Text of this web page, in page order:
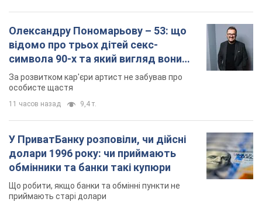
Олександру Пономарьову – 53: що
відомо про трьох дітей секс-
символа 90-х та який вигляд вони
мають
За розвитком кар'єри артист не забував про
особисте щастя
11 часов назад 9,4 т.
У ПриватБанку розповіли, чи дійсні
долари 1996 року: чи приймають
обмінники та банки такі купюри
Що робити, якщо банки та обмінні пункти не
приймають старі долари